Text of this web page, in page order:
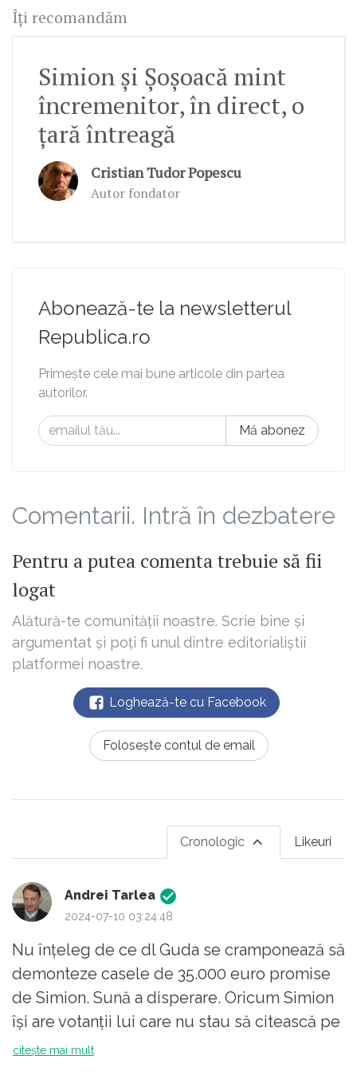
Îți recomandăm
Simion și Șoșoacă mint
încremenitor, în direct, o
țară întreagă
Cristian Tudor Popescu
Autor fondator
Abonează-te la newsletterul
Republica.ro
Primește cele mai bune articole din partea
autorilor.
Mă abonez
Comentarii. Intră în dezbatere
Pentru a putea comenta trebuie să fii
logat
Alătură-te comunității noastre. Scrie bine și
argumentat și poți fi unul dintre editorialiștii
platformei noastre.
Loghează-te cu Facebook
Folosește contul de email
Likeuri
Cronologic
Andrei Tarlea
2024-07-10 03:24:48
Nu înțeleg de ce dl Guda se cramponează să
demonteze casele de 35.000 euro promise
de Simion. Sună a disperare. Oricum Simion
își are votanții lui care nu stau să citească pe
Republica ce mare dumping pune la cale.
citește mai mult